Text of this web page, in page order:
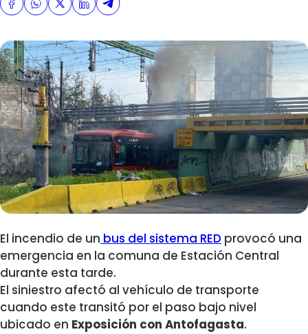
El incendio de un bus del sistema RED provocó una
emergencia en la comuna de Estación Central
durante esta tarde.
El siniestro afectó al vehículo de transporte
cuando este transitó por el paso bajo nivel
ubicado en Exposición con Antofagasta.